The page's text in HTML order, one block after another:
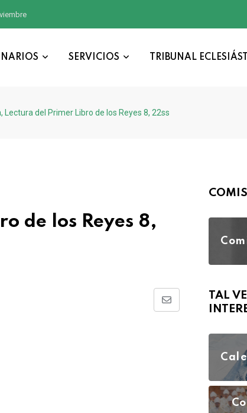
SERVICIOS TRIBUNAL
Lectura del Primer Libro de los Reyes 8, 22ss
de los Reyes 8,
TAL